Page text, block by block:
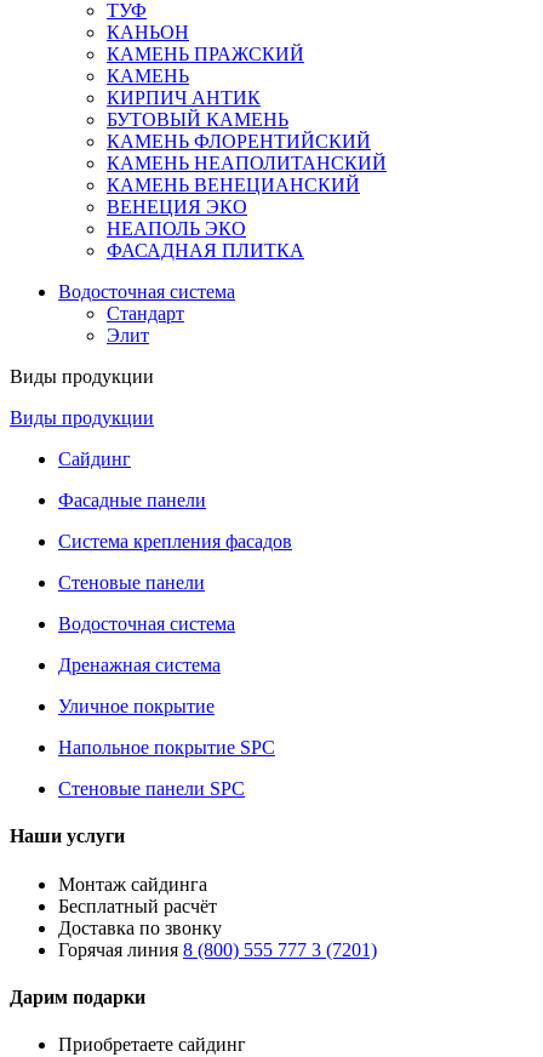
ТУФ
КАНЬОН
КАМЕНЬ ПРАЖСКИЙ
КАМЕНЬ
КИРПИЧ АНТИК
БУТОВЫЙ КАМЕНЬ
КАМЕНЬ ФЛОРЕНТИЙСКИЙ
КАМЕНЬ НЕАПОЛИТАНСКИЙ
КАМЕНЬ ВЕНЕЦИАНСКИЙ
ВЕНЕЦИЯ ЭКО
НЕАПОЛЬ ЭКО
ФАСАДНАЯ ПЛИТКА
Водосточная система
Стандарт
Элит
Виды продукции
Виды продукции
Сайдинг
Фасадные панели
Система крепления фасадов
Стеновые панели
Водосточная система
Дренажная система
Уличное покрытие
Напольное покрытие SPC
Стеновые панели SPC
Наши услуги
Монтаж сайдинга
Бесплатный расчёт
Доставка по звонку
Горячая линия 8 (800) 555 777 3 (7201)
Дарим подарки
Приобретаете сайдинг